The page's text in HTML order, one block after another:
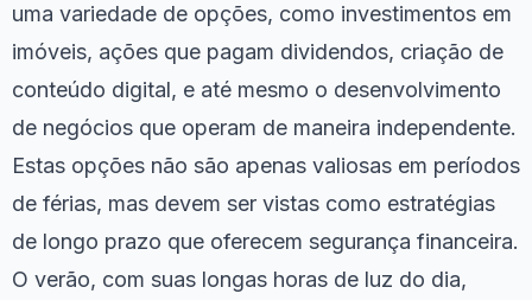
uma variedade de opções, como investimentos em
imóveis, ações que pagam dividendos, criação de
conteúdo digital, e até mesmo o desenvolvimento
de negócios que operam de maneira independente.
Estas opções não são apenas valiosas em períodos
de férias, mas devem ser vistas como estratégias
de longo prazo que oferecem segurança financeira.
O verão, com suas longas horas de luz do dia,